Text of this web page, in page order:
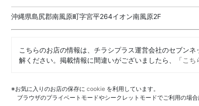
沖縄県島尻郡南風原町字宮平264イオン南風原2F
こちらのお店の情報は、チラシプラス運営会社のセブン
解ください。掲載情報に間違いがございましたら、「こち
※お気に入りのお店の保存に cookie を利用しています。
ブラウザのプライベートモードやシークレットモードでご利用の場